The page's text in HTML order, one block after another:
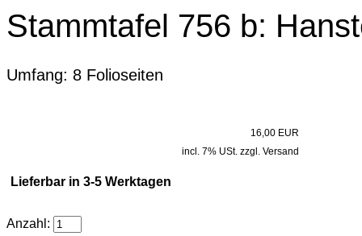
Stammtafel 756 b:
Umfang: 8 Folioseiten
16,00 EUR
incl. 7% USt. zzgl. Versand
Lieferbar in 3-5 Werktagen
Anzahl: